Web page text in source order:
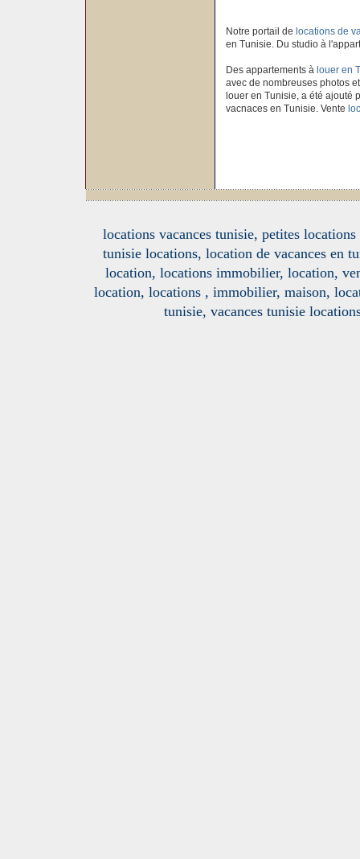
Notre portail de locations de
en Tunisie. Du studio à
Des appartements à louer en
avec de nombreuses photos
louer en Tunisie, a été ajouté
vacnaces en Tunisie. Vente
locations vacances tunisie, petites
tunisie locations, location de vacances en
location, locations immobilier, location,
location, locations , immobilier, maison,
tunisie, vacances tunisie